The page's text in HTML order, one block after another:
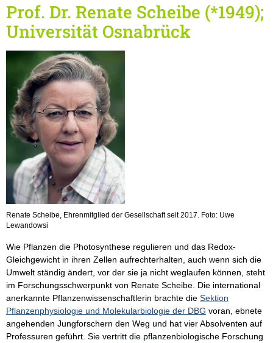
Prof. Dr. Renate Scheibe (*1949);
Universität Osnabrück
Renate Scheibe, Ehrenmitglied der Gesellschaft seit 2017. Foto: Uwe
Lewandowsi
Wie Pflanzen die Photosynthese regulieren und das Redox-
Gleichgewicht in ihren Zellen aufrechterhalten, auch wenn sich die
Umwelt ständig ändert, vor der sie ja nicht weglaufen können, steht
im Forschungsschwerpunkt von Renate Scheibe. Die international
anerkannte Pflanzenwissenschaftlerin brachte die Sektion
Pflanzenphysiologie und Molekularbiologie der DBG voran, ebnete
angehenden Jungforschern den Weg und hat vier Absolventen auf
Professuren geführt. Sie vertritt die pflanzenbiologische Forschung